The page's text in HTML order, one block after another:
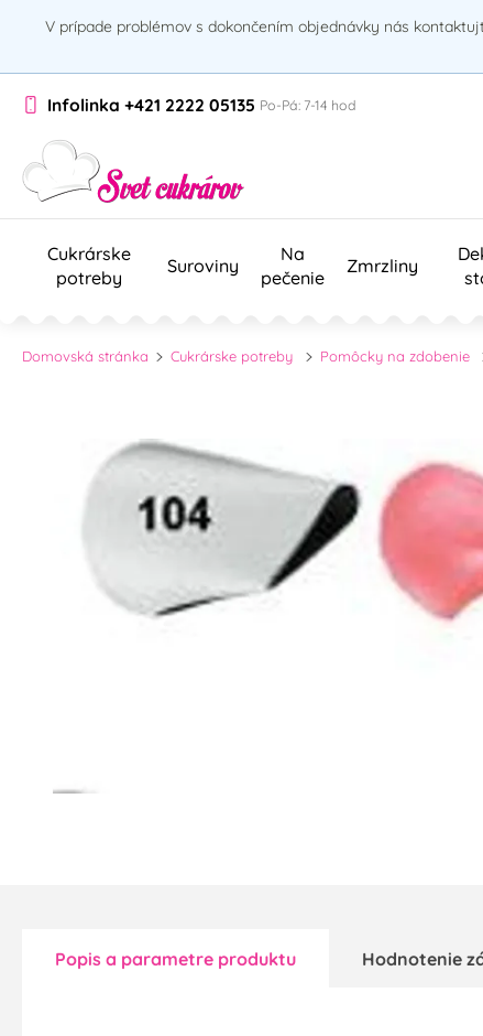
V prípade problémov s dokončením objednávky nás
Infolinka +421 2222 05135 Po-Pá: 7-14 hod
Cukrárske
potreby
Suroviny
Na
pečenie
Zmrzliny
Domovská stránka Cukrárske potreby Pomôcky na zdobenie
Popis a parametre produktu Hodnotenie